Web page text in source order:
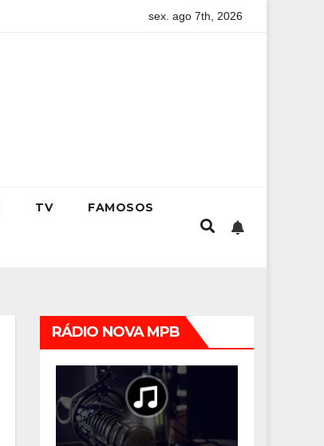
Kristhel Byancco inspira líderes e empreendedoras
sex. ago 7th, 2026
TV FAMOSOS
RÁDIO NOVA MPB